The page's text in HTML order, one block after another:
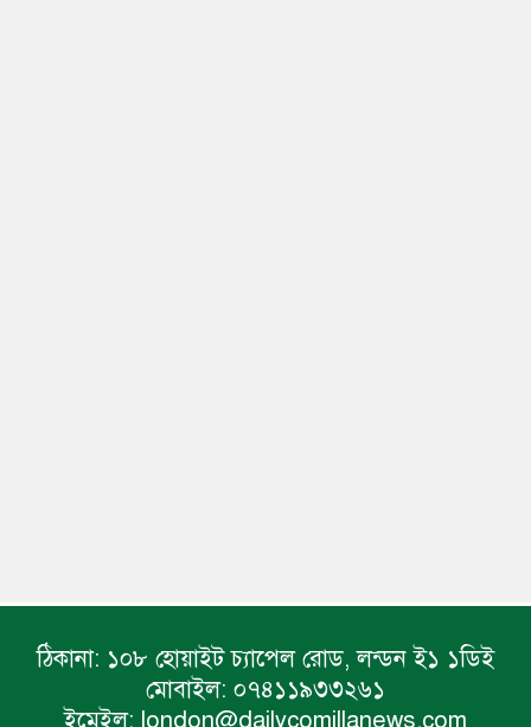
ঠিকানা: ১০৮ হোয়াইট চ্যাপেল রোড, লন্ডন ই১ ১ডিই
মোবাইল: ০৭৪১১৯৩৩২৬১
ইমেইল: london@dailycomillanews.com